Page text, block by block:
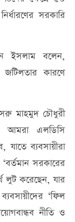
সরকারি
ইসলাম বলেন,
কারণে
মাহমুদ চৌধুরী
আমরা এলডিসি
ব্যবসায়ীরা
সরকারের
লুট করেছেন, যার
‘ফিল
নীতি ও